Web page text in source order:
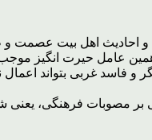
و احادیث اهل بیت
عامل حیرت انگیز
و فاسد غربی بتواند
نهاد نظارتی بر مصوبات